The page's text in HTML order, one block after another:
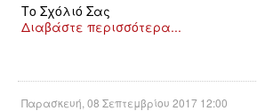
ΑΝΤΙΦΑΣΙΣΤΙΚΌ
ΑΝΤΙΡΑΤΣΙΣΤΙΚΌ
Το Σχόλιό Σας
Διαβάστε περισσότερα...
Παρασκευή, 08 Σεπτεμβρίου 2017 12:00